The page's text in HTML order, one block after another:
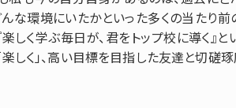
んな環境にいたかといった多くの当たり前
楽しく学ぶ毎日が、君をトップ校に導く』
楽しく」、高い目標を目指した友達と切磋